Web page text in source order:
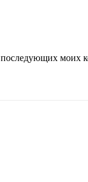
последующих моих